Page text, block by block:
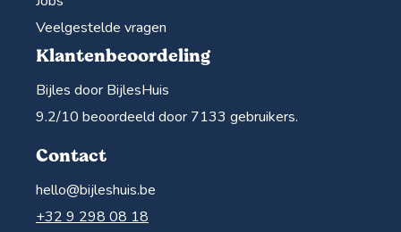
Veelgestelde vragen
Klantenbeoordeling
Bijles door BijlesHuis
9.2/10 beoordeeld door 7133 gebruikers.
Contact
hello@bijleshuis.be
+32 9 298 08 18